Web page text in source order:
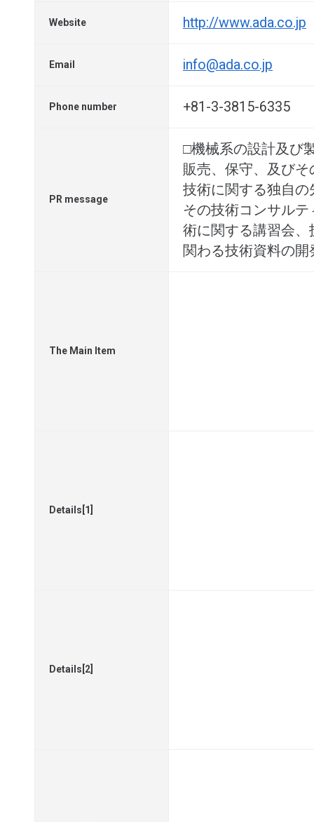
Website http://www.ada.co.jp
Email info@ada.co.jp
Phone number +81-3-3815-6335
PR message
□機械系の設計及び
販売、保守、及び
技術に関する独自
その技術コンサル
術に関する講習会
関わる技術資料の開
The Main Item
Details[1]
Details[2]